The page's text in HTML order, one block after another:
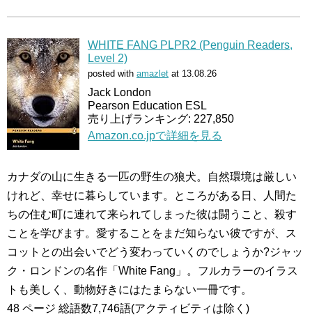
WHITE FANG PLPR2 (Penguin Readers,
Level 2)
posted with amazlet at 13.08.26
Jack London
Pearson Education ESL
売り上げランキング: 227,850
Amazon.co.jpで詳細を見る
カナダの山に生きる一匹の野生の狼犬。自然環境は厳しい
けれど、幸せに暮らしています。ところがある日、人間た
ちの住む町に連れて来られてしまった彼は闘うこと、殺す
ことを学びます。愛することをまだ知らない彼ですが、ス
コットとの出会いでどう変わっていくのでしょうか?ジャッ
ク・ロンドンの名作「White Fang」。フルカラーのイラス
トも美しく、動物好きにはたまらない一冊です。
48 ページ 総語数7,746語(アクティビティは除く)